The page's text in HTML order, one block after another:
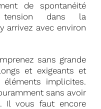
de spontanéité
dans la
arrivez avec environ
sans grande
et exigeants et
implicites.
sans avoir
Il vous faut encore